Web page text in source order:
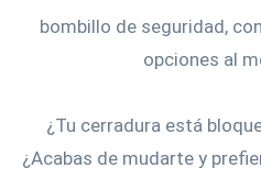
bombillo de seguridad,
opciones al
¿Tu cerradura está
¿Acabas de mudarte y